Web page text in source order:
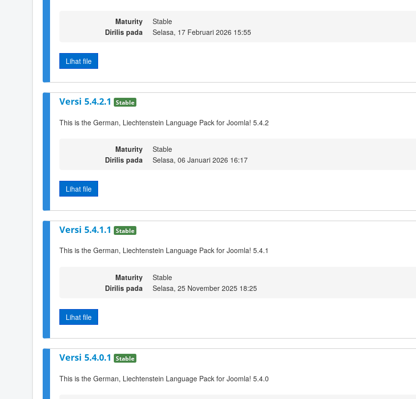
Maturity
Stable
Dirilis pada
Selasa, 17 Februari 2026 15:55
Lihat file
Versi 5.4.2.1 Stable
This is the German, Liechtenstein Language Pack for Joomla! 5.4.2
Maturity
Stable
Dirilis pada
Selasa, 06 Januari 2026 16:17
Lihat file
Versi 5.4.1.1 Stable
This is the German, Liechtenstein Language Pack for Joomla! 5.4.1
Maturity
Stable
Dirilis pada
Selasa, 25 November 2025 18:25
Lihat file
Versi 5.4.0.1 Stable
This is the German, Liechtenstein Language Pack for Joomla! 5.4.0